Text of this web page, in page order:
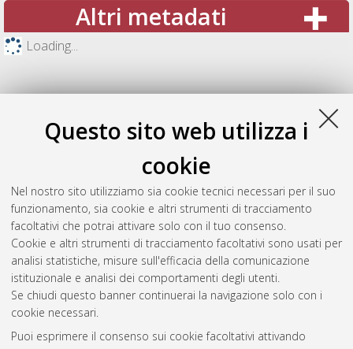
Questo sito web utilizza i
cookie
Nel nostro sito utilizziamo sia cookie tecnici necessari per il suo
funzionamento, sia cookie e altri strumenti di tracciamento
facoltativi che potrai attivare solo con il tuo consenso.
Cookie e altri strumenti di tracciamento facoltativi sono usati per
analisi statistiche, misure sull'efficacia della comunicazione
istituzionale e analisi dei comportamenti degli utenti.
Se chiudi questo banner continuerai la navigazione solo con i
cookie necessari.
Puoi esprimere il consenso sui cookie facoltativi attivando
Altri metadati
Loading...
Gestione del documento:
Atom
Rss 1.0